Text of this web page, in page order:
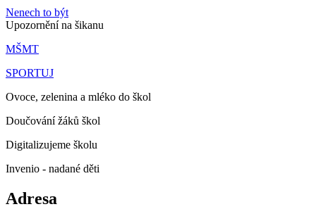
Nenech to být
Upozornění na šikanu
MŠMT
SPORTUJ
Ovoce, zelenina a mléko do škol
Doučování žáků škol
Digitalizujeme školu
Invenio - nadané děti
Adresa